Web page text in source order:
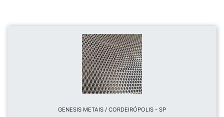
GENESIS METAIS / CORDEIRÓPOLIS - SP